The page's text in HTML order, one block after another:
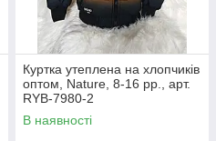
Куртка утеплена на хлопчиків
оптом, Nature, 8-16 рр., арт.
RYB-7980-2
В наявності